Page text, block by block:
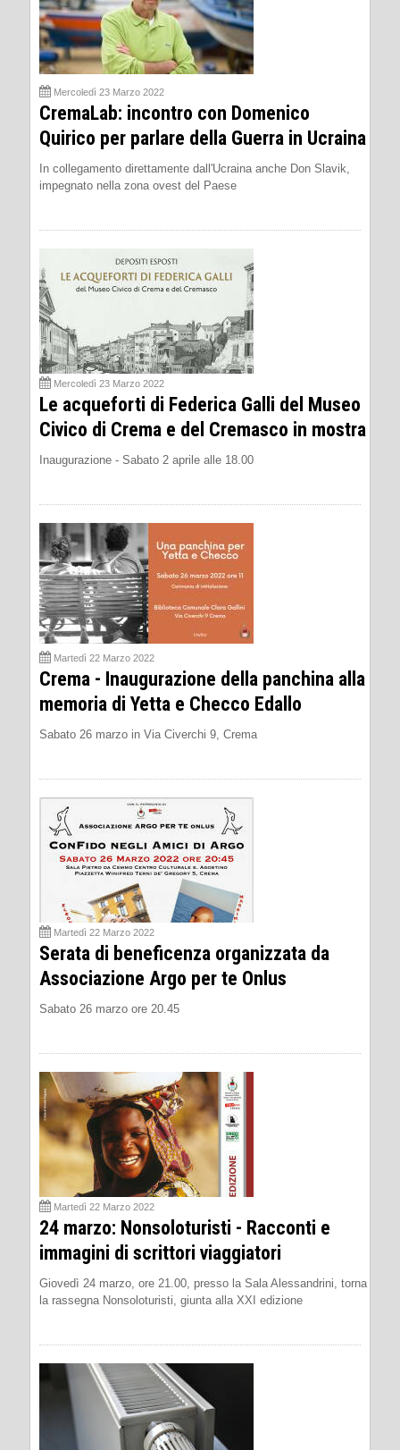
Mercoledì 23 Marzo 2022
CremaLab: incontro con Domenico
Quirico per parlare della Guerra in Ucraina
In collegamento direttamente dall'Ucraina anche Don Slavik,
impegnato nella zona ovest del Paese
Mercoledì 23 Marzo 2022
Le acqueforti di Federica Galli del Museo
Civico di Crema e del Cremasco in mostra
Inaugurazione - Sabato 2 aprile alle 18.00
Martedì 22 Marzo 2022
Crema - Inaugurazione della panchina alla
memoria di Yetta e Checco Edallo
Sabato 26 marzo in Via Civerchi 9, Crema
Martedì 22 Marzo 2022
Serata di beneficenza organizzata da
Associazione Argo per te Onlus
Sabato 26 marzo ore 20.45
Martedì 22 Marzo 2022
24 marzo: Nonsoloturisti - Racconti e
immagini di scrittori viaggiatori
Giovedì 24 marzo, ore 21.00, presso la Sala Alessandrini, torna
la rassegna Nonsoloturisti, giunta alla XXI edizione